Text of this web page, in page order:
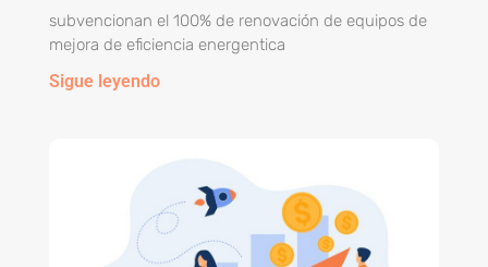
subvencionan el 100% de renovación de equipos de
mejora de eficiencia energentica
Sigue leyendo